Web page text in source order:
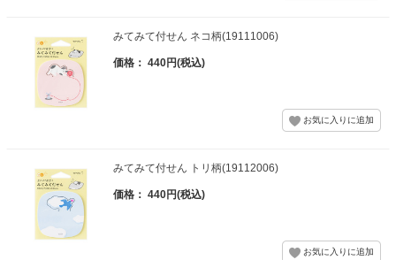
みてみて付せん ネコ柄(19111006)
価格： 440円(税込)
みてみて付せん トリ柄(19112006)
価格： 440円(税込)